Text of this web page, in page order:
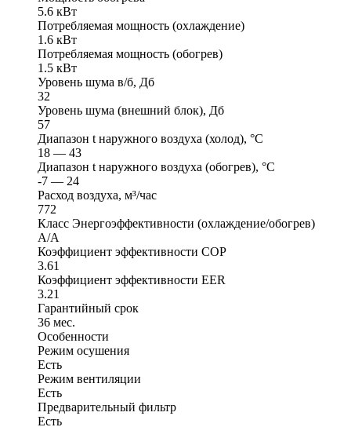
5.6 кВт
Потребляемая мощность (охлаждение)
1.6 кВт
Потребляемая мощность (обогрев)
1.5 кВт
Уровень шума в/б, Дб
32
Уровень шума (внешний блок), Дб
57
Диапазон t наружного воздуха (холод), °C
18 — 43
Диапазон t наружного воздуха (обогрев), °C
-7 — 24
Расход воздуха, м³/час
772
Класс Энергоэффективности (охлаждение/обогрев)
A/A
Коэффициент эффективности COP
3.61
Коэффициент эффективности EER
3.21
Гарантийный срок
36 мес.
Особенности
Режим осушения
Есть
Режим вентиляции
Есть
Предварительный фильтр
Есть